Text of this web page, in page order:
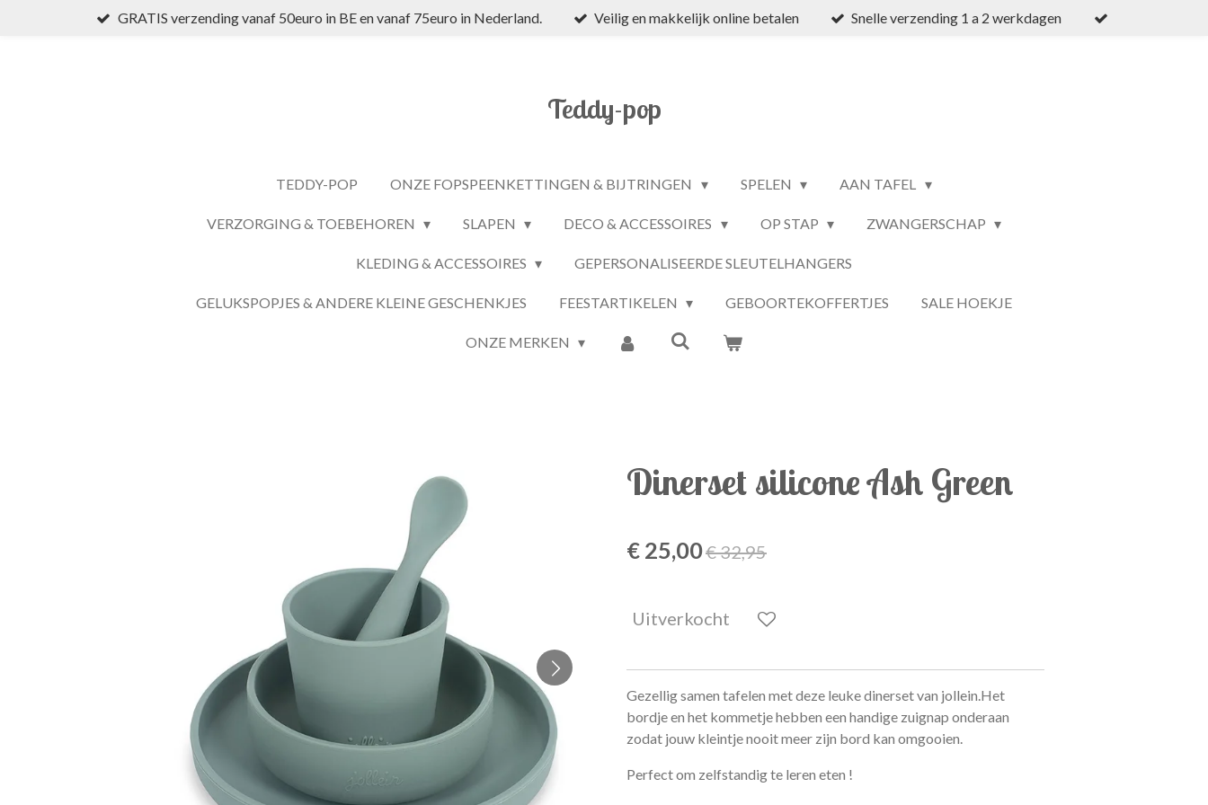
GRATIS verzending vanaf 50euro in BE en vanaf 75euro in Nederland. Veilig en makkelijk online betalen Snelle verzending 1 a 2 werkdagen
Teddy-pop
TEDDY-POP ONZE FOPSPEENKETTINGEN & BIJTRINGEN SPELEN AAN TAFEL
VERZORGING & TOEBEHOREN SLAPEN DECO & ACCESSOIRES OP STAP ZWANGERSCHAP
KLEDING & ACCESSOIRES GEPERSONALISEERDE SLEUTELHANGERS
GELUKSPOPJES & ANDERE KLEINE GESCHENKJES FEESTARTIKELEN GEBOORTEKOFFERTJES SALE HOEKJE
ONZE MERKEN
Dinerset silicone Ash Green
€ 25,00€ 32,95
Uitverkocht
Gezellig samen tafelen met deze leuke dinerset van jollein. Het
bordje en het kommetje hebben een handige zuignap onderaan
zodat jouw kleintje nooit meer zijn bord kan omgooien.
Perfect om zelfstandig te leren eten !